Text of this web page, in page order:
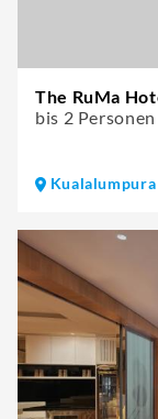
The RuMa
bis 2 Personen
Kualalumpura